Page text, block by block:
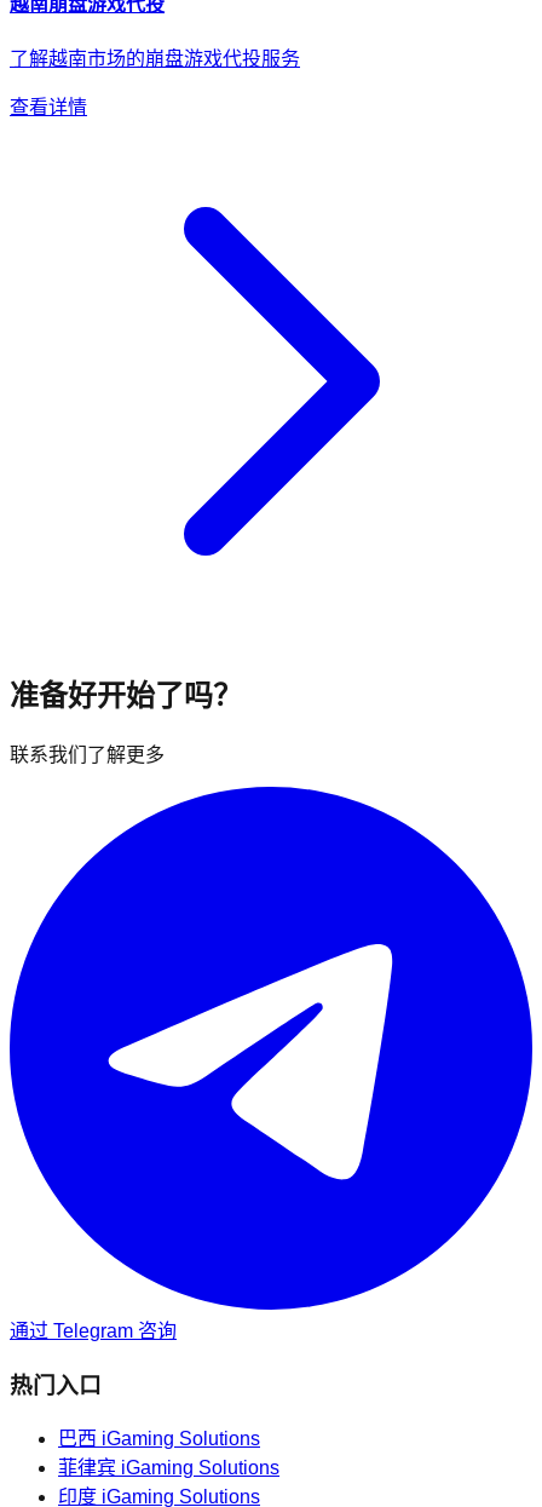
越南崩盘游戏代投
了解越南市场的崩盘游戏代投服务
查看详情
准备好开始了吗？
联系我们了解更多
通过 Telegram 咨询
热门入口
巴西 iGaming Solutions
菲律宾 iGaming Solutions
印度 iGaming Solutions